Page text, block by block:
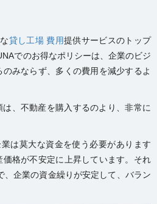
貸し工場 費用提供サービスのトップ
でのお得なポリシーは、企業のビジ
みならず、多くの費用を減少するよ
、不動産を購入するのより、非常に
は莫大な資金を使う必要があります
格が不安定に上昇しています。それ
、企業の資金繰りが安定して、バラン